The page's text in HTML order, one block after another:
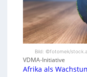
Bild: ©fotomek/
VDMA-Initiative
Afrika als